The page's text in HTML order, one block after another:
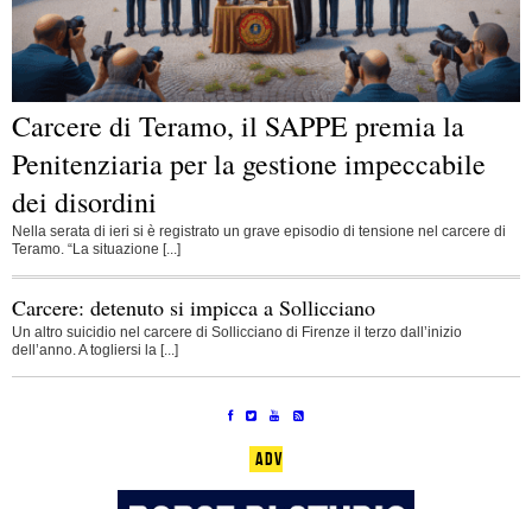
Carcere di Teramo, il SAPPE premia la
Penitenziaria per la gestione impeccabile
dei disordini
Nella serata di ieri si è registrato un grave episodio di tensione nel carcere di
Teramo. “La situazione [...]
Carcere: detenuto si impicca a Sollicciano
Un altro suicidio nel carcere di Sollicciano di Firenze il terzo dall’inizio
dell’anno. A togliersi la [...]
ADV